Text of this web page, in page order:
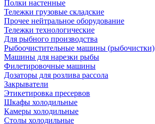
Полки настенные
Тележки грузовые складские
Прочее нейтральное оборудование
Тележки технологические
Для рыбного производства
Рыбоочистительные машины (рыбочистки)
Машины для нарезки рыбы
Филетировочные машины
Дозаторы для розлива рассола
Закрыватели
Этикетировка пресервов
Шкафы холодильные
Камеры холодильные
Столы холодильные